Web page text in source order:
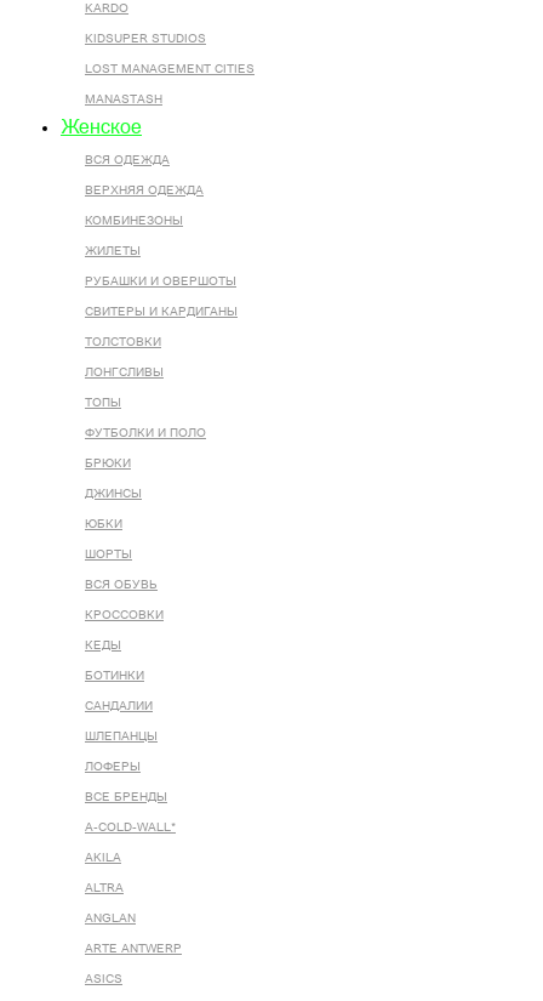
KARDO
KIDSUPER STUDIOS
LOST MANAGEMENT CITIES
MANASTASH
Женское
ВСЯ ОДЕЖДА
ВЕРХНЯЯ ОДЕЖДА
КОМБИНЕЗОНЫ
ЖИЛЕТЫ
РУБАШКИ И ОВЕРШОТЫ
СВИТЕРЫ И КАРДИГАНЫ
ТОЛСТОВКИ
ЛОНГСЛИВЫ
ТОПЫ
ФУТБОЛКИ И ПОЛО
БРЮКИ
ДЖИНСЫ
ЮБКИ
ШОРТЫ
ВСЯ ОБУВЬ
КРОССОВКИ
КЕДЫ
БОТИНКИ
САНДАЛИИ
ШЛЕПАНЦЫ
ЛОФЕРЫ
ВСЕ БРЕНДЫ
A-COLD-WALL*
AKILA
ALTRA
ANGLAN
ARTE ANTWERP
ASICS